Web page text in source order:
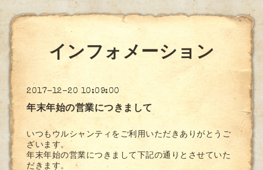
インフォメーション
2017-12-20 10:09:00
年末年始の営業につきまして
いつもウルシャンティをご利用いただきありがとうご
ざいます。
年末年始の営業につきまして下記の通りとさせていた
だきます。